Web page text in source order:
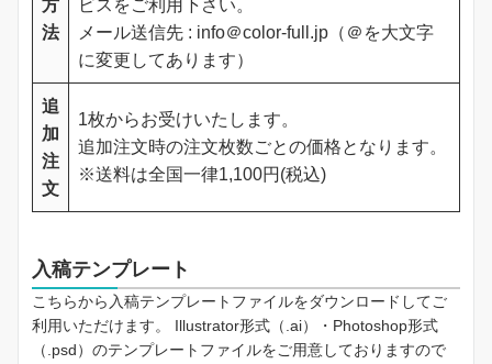
方
法
ビスをご利用下さい。
メール送信先 : info＠color-full.jp（＠を大文字
に変更してあります）
追
加
注
文
1枚からお受けいたします。
追加注文時の注文枚数ごとの価格となります。
※送料は全国一律1,100円(税込)
入稿テンプレート
こちらから入稿テンプレートファイルをダウンロードしてご
利用いただけます。 Illustrator形式（.ai）・Photoshop形式
（.psd）のテンプレートファイルをご用意しておりますので